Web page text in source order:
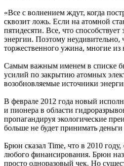
«Все с волнением ждут, когда
сквозит ложь. Если на атомной
пятидесяти. Все, что
энергии. Поэтому неудивительно,
торжественного ужина, многие из
Самым важным именем в списке
усилий по закрытию атомных
возобновляемые источники
В феврале 2012 года новый
и пионера в области
пропагандируя экологические
больше не будет принимать
Брюн сказал Time, что в 2010
любого финансирования. Брюн
просто одноразовый чек. Но